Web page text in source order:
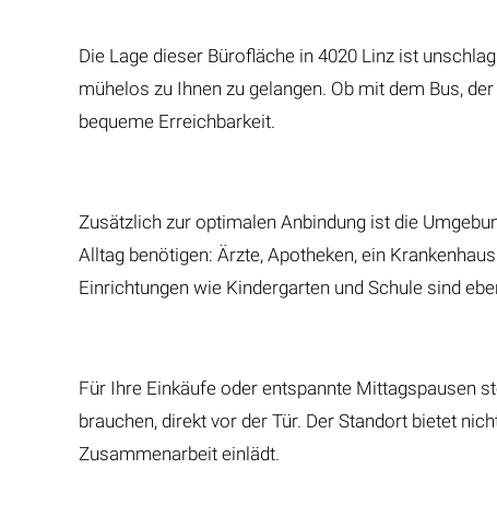
Die Lage dieser Bürofläche in 4020 Linz ist
mühelos zu Ihnen zu gelangen. Ob mit dem Bus,
bequeme Erreichbarkeit.
Zusätzlich zur optimalen Anbindung ist die
Alltag benötigen: Ärzte, Apotheken, ein
Einrichtungen wie Kindergarten und Schule sind
Für Ihre Einkäufe oder entspannte Mittagspausen
brauchen, direkt vor der Tür. Der Standort bietet
Zusammenarbeit einlädt.